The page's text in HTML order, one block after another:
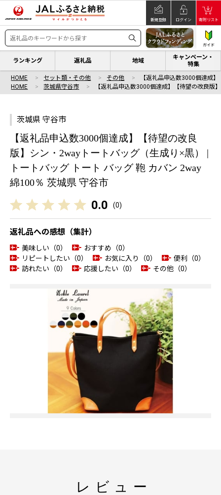
新規登録 ログイン 寄附リスト
ガイド
ランキング 返礼品 地域
キャンペーン・
特集
HOME セット類・その他 その他
【返礼品申込数3000個達成
HOME
茨城県守谷市 【返礼品申込数3000個達成】【待望の改良版
茨城県 守谷市
【返礼品申込数3000個達成】【待望の改良
版】シン・2wayトートバッグ（生成り×黒） |
トートバッグ トート バッグ 鞄 カバン 2way
綿100％ 茨城県 守谷市
0.0 (0)
返礼品への感想（集計）
美味しい（0）
おすすめ（0）
リピートしたい（0）
お気に入り（0）
便利（0）
訪れたい（0）
応援したい（0） その他（0）
レビュー